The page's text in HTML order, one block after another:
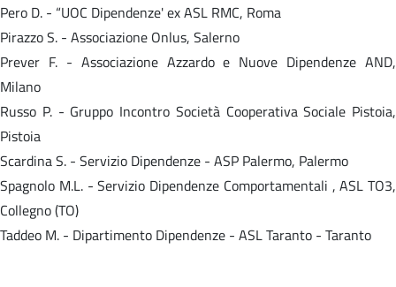
Pero D. - “UOC Dipendenze' ex ASL RMC, Roma
Pirazzo S. - Associazione Onlus, Salerno
Prever F. - Associazione Azzardo e Nuove Dipendenze AND,
Milano
Russo P. - Gruppo Incontro Società Cooperativa Sociale Pistoia,
Pistoia
Scardina S. - Servizio Dipendenze - ASP Palermo, Palermo
Spagnolo M.L. - Servizio Dipendenze Comportamentali , ASL TO3,
Collegno (TO)
Taddeo M. - Dipartimento Dipendenze - ASL Taranto - Taranto